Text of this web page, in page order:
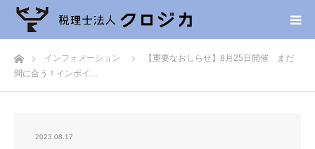
ホームインフォメーション
【重要なおしらせ】8月25日開催 まだ
間に合う！インボイ…
2023.08.17